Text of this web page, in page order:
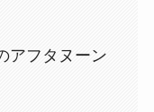
アフタヌーン